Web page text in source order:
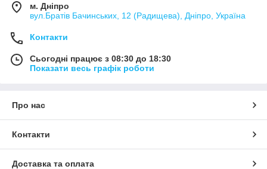
м. Дніпро
вул.Братів Бачинських, 12 (Радищева), Дніпро, Україна
Контакти
Сьогодні працює з 08:30 до 18:30
Показати весь графік роботи
Про нас
Контакти
Доставка та оплата